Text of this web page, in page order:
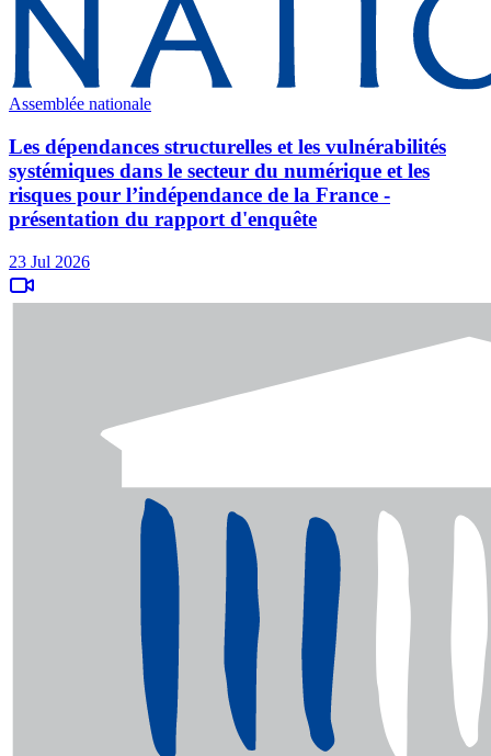
Assemblée nationale
Les dépendances structurelles et les vulnérabilités
systémiques dans le secteur du numérique et les
risques pour l’indépendance de la France -
présentation du rapport d'enquête
23 Jul 2026